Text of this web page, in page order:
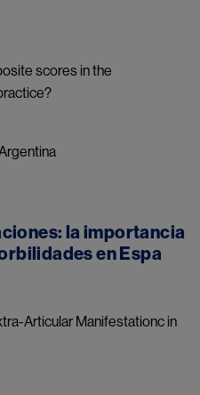
scores in the
Argentina
la importancia
en Espa
Articular Manifestationc in